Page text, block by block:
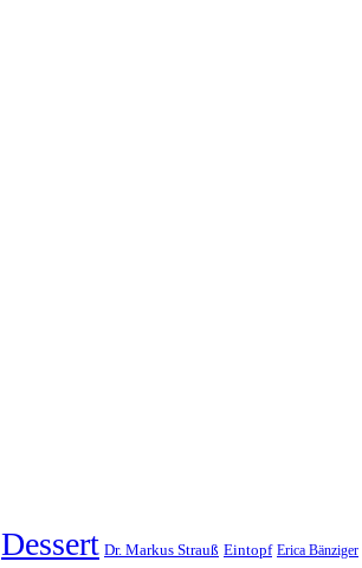
Dessert Dr. Markus Strauß Eintopf Erica Bänziger